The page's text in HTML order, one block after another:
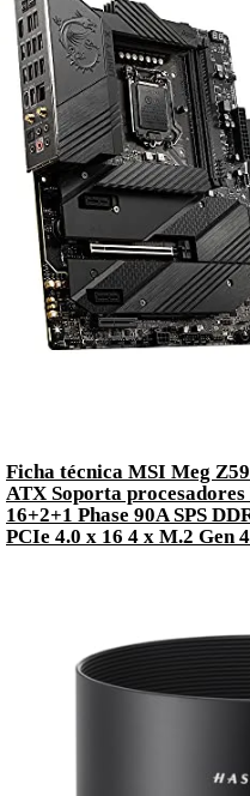
Ficha técnica MSI Meg
ATX Soporta
16+2+1 Phase 90A SPS
PCIe 4.0 x 16 4 x M.2 Gen